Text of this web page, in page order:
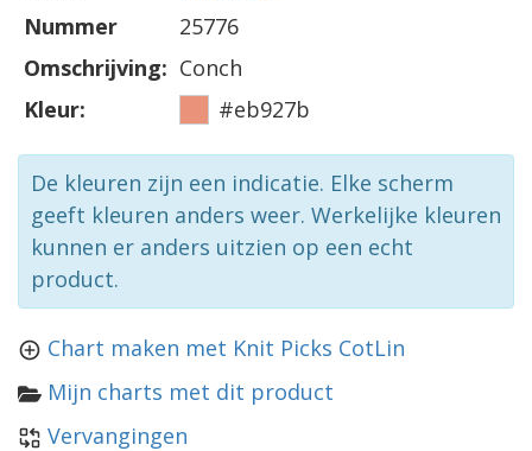
Nummer
25776
Omschrijving: Conch
Kleur:
#eb927b
De kleuren zijn een indicatie. Elke scherm
geeft kleuren anders weer. Werkelijke kleuren
kunnen er anders uitzien op een echt
product.
Chart maken met Knit Picks CotLin
Mijn charts met dit product
Vervangingen